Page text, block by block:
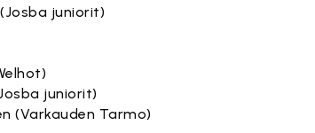
juniorit)
juniorit)
(Varkauden Tarmo)